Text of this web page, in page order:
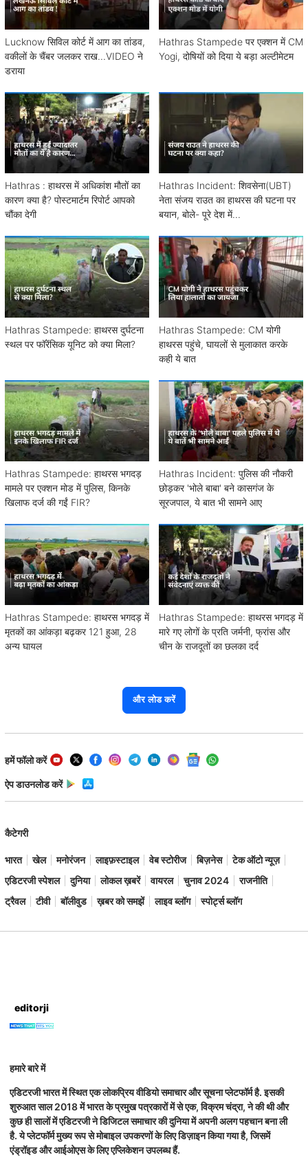
Lucknow सिविल कोर्ट में आग का तांडव,
वकीलों के चैंबर जलकर राख...VIDEO ने
डराया
Hathras Stampede पर एक्शन में CM
Yogi, दोषियों को दिया ये बड़ा अल्टीमेटम
Hathras : हाथरस में अधिकांश मौतों का
कारण क्या है? पोस्टमार्टम रिपोर्ट आपको
चौंका देगी
Hathras Incident: शिवसेना(UBT)
नेता संजय राउत का हाथरस की घटना पर
बयान, बोले- पूरे देश में...
Hathras Stampede: हाथरस दुर्घटना
स्थल पर फॉरेंसिक यूनिट को क्या मिला?
Hathras Stampede: CM योगी
हाथरस पहुंचे, घायलों से मुलाकात करके
कही ये बात
Hathras Stampede: हाथरस भगदड़
मामले पर एक्शन मोड में पुलिस, किनके
खिलाफ दर्ज की गईं FIR?
Hathras Incident: पुलिस की नौकरी
छोड़कर 'भोले बाबा' बने कासगंज के
सूरजपाल, ये बात भी सामने आए
Hathras Stampede: हाथरस भगदड़ में
मृतकों का आंकड़ा बढ़कर 121 हुआ, 28
अन्य घायल
Hathras Stampede: हाथरस भगदड़ में
मारे गए लोगों के प्रति जर्मनी, फ्रांस और
चीन के राजदूतों का छलका दर्द
और लोड करें
हमें फॉलो करें
ऐप डाउनलोड करें
कैटेगरी
भारत खेल मनोरंजन लाइफ़स्टाइल वेब स्टोरीज बिज़नेस
टेक ऑटो न्यूज़
एडिटरजी स्पेशल
दुनिया लोकल ख़बरें वायरल चुनाव 2024
राजनीति
ट्रैवल
टीवी बॉलीवुड ख़बर को समझें लाइव ब्लॉग स्पोर्ट्स ब्लॉग
editorji
हमारे बारे में
एडिटरजी भारत में स्थित एक लोकप्रिय वीडियो समाचार और सूचना प्लेटफॉर्म है. इसकी
शुरुआत साल 2018 में भारत के प्रमुख पत्रकारों में से एक, विक्रम चंद्रा, ने की थी और
कुछ ही सालों में एडिटरजी ने डिजिटल समाचार की दुनिया में अपनी अलग पहचान बना ली
है. ये प्लेटफॉर्म मुख्य रूप से मोबाइल उपकरणों के लिए डिज़ाइन किया गया है, जिसमें
एंड्रॉइड और आईओएस के लिए एप्लिकेशन उपलब्ध हैं.